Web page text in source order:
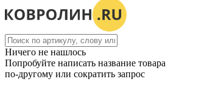
Ничего не нашлось
Попробуйте написать название товара
по-другому или сократить запрос